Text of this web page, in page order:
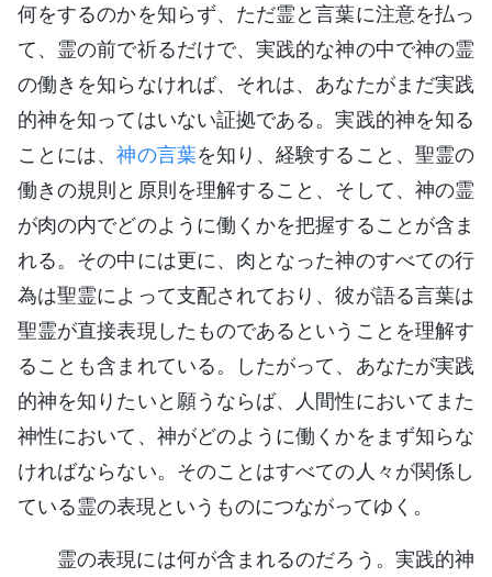
何をするのかを知らず、ただ霊と言葉に注意を払っ
て、霊の前で祈るだけで、実践的な神の中で神の霊
の働きを知らなければ、それは、あなたがまだ実践
的神を知ってはいない証拠である。実践的神を知る
ことには、神の言葉を知り、経験すること、聖霊の
働きの規則と原則を理解すること、そして、神の霊
が肉の内でどのように働くかを把握することが含ま
れる。その中には更に、肉となった神のすべての行
為は聖霊によって支配されており、彼が語る言葉は
聖霊が直接表現したものであるということを理解す
ることも含まれている。したがって、あなたが実践
的神を知りたいと願うならば、人間性においてまた
神性において、神がどのように働くかをまず知らな
ければならない。そのことはすべての人々が関係し
ている霊の表現というものにつながってゆく。
霊の表現には何が含まれるのだろう。実践的神